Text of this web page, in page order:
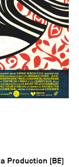
Production (BE)